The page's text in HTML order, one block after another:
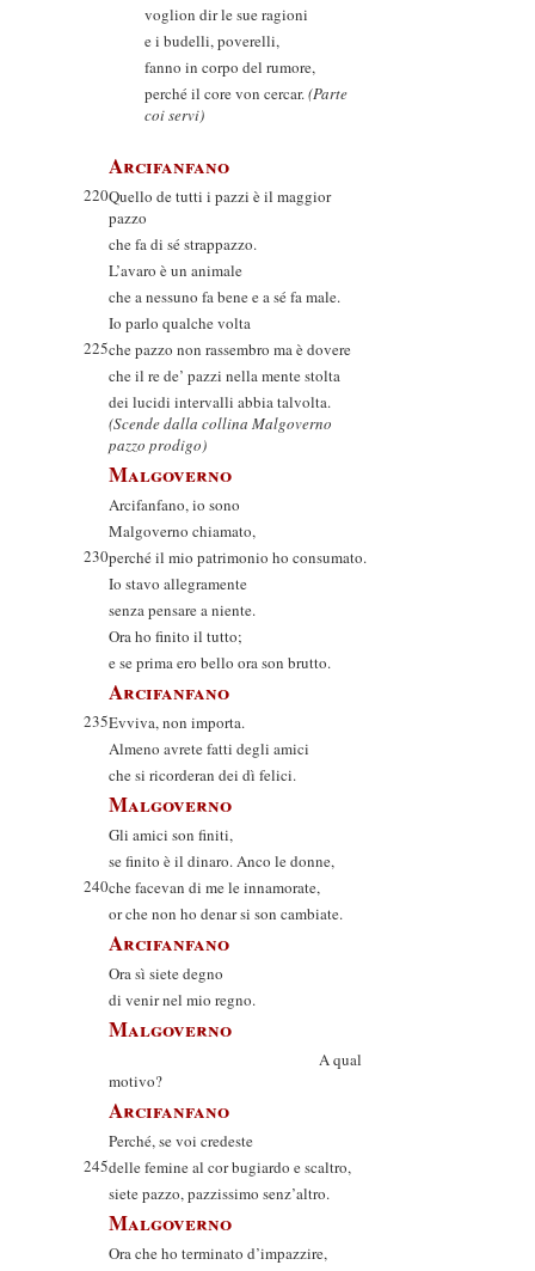
voglion dir le sue ragioni
e i budelli, poverelli,
fanno in corpo del rumore,
perché il core von cercar.(Parte
coi servi)
Arcifanfano
220Quello de tutti i pazzi è il maggior
pazzo
che fa di sé strappazzo.
L’avaro è un animale
che a nessuno fa bene e a sé fa male.
Io parlo qualche volta
225che pazzo non rassembro ma è dovere
che il re de’ pazzi nella mente stolta
dei lucidi intervalli abbia talvolta.
(Scende dalla collina Malgoverno
pazzo prodigo)
Malgoverno
Arcifanfano, io sono
Malgoverno chiamato,
230perché il mio patrimonio ho consumato.
Io stavo allegramente
senza pensare a niente.
Ora ho finito il tutto;
e se prima ero bello ora son brutto.
Arcifanfano
235Evviva, non importa.
Almeno avrete fatti degli amici
che si ricorderan dei dì felici.
Malgoverno
Gli amici son finiti,
se finito è il dinaro. Anco le donne,
240che facevan di me le innamorate,
or che non ho denar si son cambiate.
Arcifanfano
Ora sì siete degno
di venir nel mio regno.
Malgoverno
A qual
motivo?
Arcifanfano
Perché, se voi credeste
245delle femine al cor bugiardo e scaltro,
siete pazzo, pazzissimo senz’altro.
Malgoverno
Ora che ho terminato d’impazzire,